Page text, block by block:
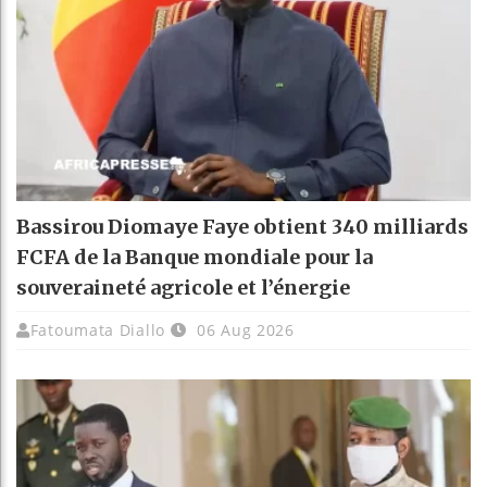
Bassirou Diomaye Faye obtient 340 milliards
FCFA de la Banque mondiale pour la
souveraineté agricole et l’énergie
Fatoumata Diallo 06 Aug 2026